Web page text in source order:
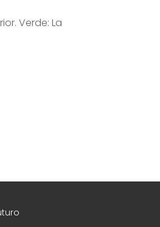
Verde: La